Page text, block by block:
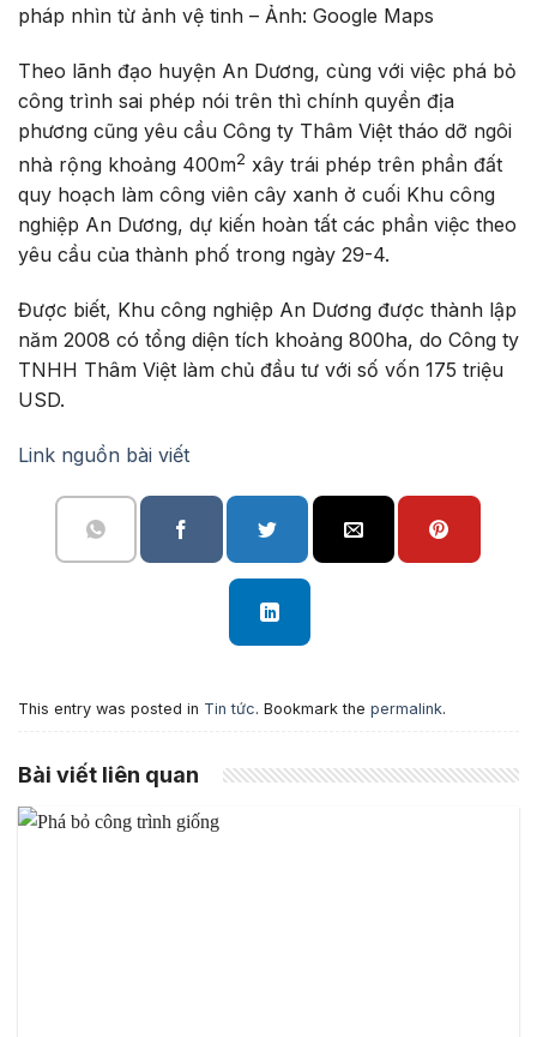
pháp nhìn từ ảnh vệ tinh – Ảnh: Google Maps
Theo lãnh đạo huyện An Dương, cùng với việc phá bỏ
công trình sai phép nói trên thì chính quyền địa
phương cũng yêu cầu Công ty Thâm Việt tháo dỡ ngôi
nhà rộng khoảng 400m2 xây trái phép trên phần đất
quy hoạch làm công viên cây xanh ở cuối Khu công
nghiệp An Dương, dự kiến hoàn tất các phần việc theo
yêu cầu của thành phố trong ngày 29-4.
Được biết, Khu công nghiệp An Dương được thành lập
năm 2008 có tổng diện tích khoảng 800ha, do Công ty
TNHH Thâm Việt làm chủ đầu tư với số vốn 175 triệu
USD.
Link nguồn bài viết
This entry was posted in Tin tức. Bookmark the permalink.
Bài viết liên quan